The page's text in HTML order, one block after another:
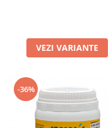
VEZI VARIANTE
-36%